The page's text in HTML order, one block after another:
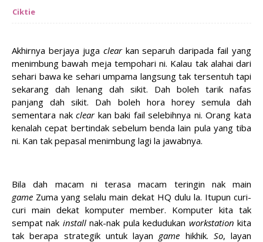
Ciktie
Akhirnya berjaya juga clearkan separuh daripada fail yang
menimbung bawah meja tempohari ni. Kalau tak alahai dari
sehari bawa ke sehari umpama langsung tak tersentuh tapi
sekarang dah lenang dah sikit. Dah boleh tarik nafas
panjang dah sikit. Dah boleh hora horey semula dah
sementara nakclearkan baki fail selebihnya ni. Orang kata
kenalah cepat bertindak sebelum benda lain pula yang tiba
ni. Kan tak pepasal menimbung lagi la jawabnya.
Bila dah macam ni terasa macam teringin nak main
game Zuma yang selalu main dekat HQ dulu la. Itupun curi-
curi main dekat komputer member. Komputer kita tak
sempat nak installnak-nak pula kedudukan workstation kita
tak berapa strategik untuk layan game hikhik. So, layan